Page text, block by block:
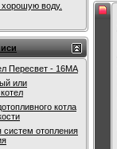
хорошую воду.
Пересвет - 16МА
или
котла
систем отопления